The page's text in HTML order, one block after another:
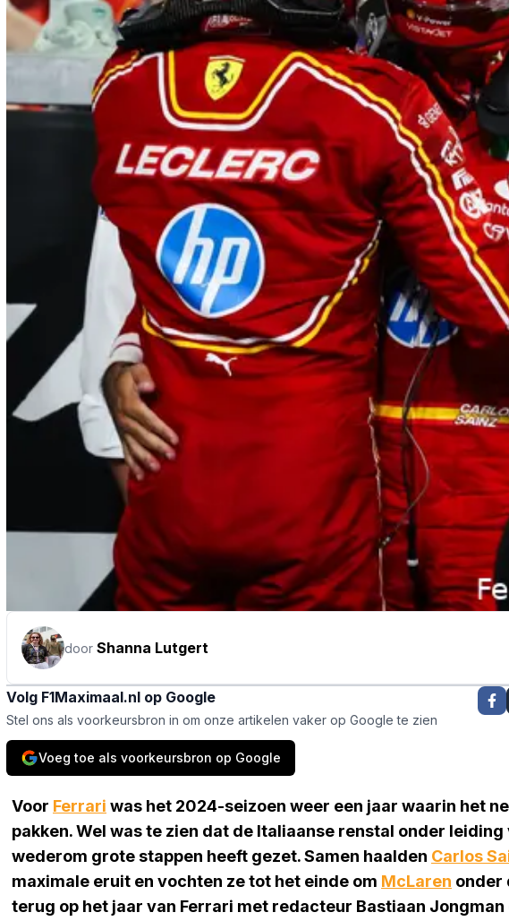
door Shanna Lutgert
Volg F1Maximaal.nl op Google
Stel ons als voorkeursbron in om onze artikelen vaker op Google te zien
Voeg toe als voorkeursbron op Google
Voor Ferrari was het 2024-seizoen weer een jaar waarin het
pakken. Wel was te zien dat de Italiaanse renstal onder leiding
wederom grote stappen heeft gezet. Samen haalden Carlos
maximale eruit en vochten ze tot het einde om McLaren onder
terug op het jaar van Ferrari met redacteur Bastiaan